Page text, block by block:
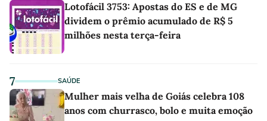
Lotofácil 3753: Apostas do ES e de MG
dividem o prêmio acumulado de R$ 5
milhões nesta terça-feira
7 SAÚDE
Mulher mais velha de Goiás celebra 108
anos com churrasco, bolo e muita emoção